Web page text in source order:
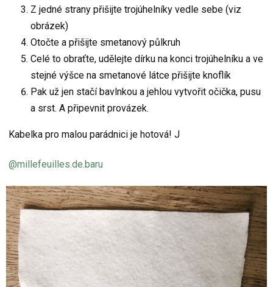
Z jedné strany přišijte trojúhelníky vedle sebe (viz
obrázek)
Otočte a přišijte smetanový půlkruh
Celé to obraťte, udělejte dírku na konci trojúhelníku a ve
stejné výšce na smetanové látce přišijte knoflík
Pak už jen stačí bavlnkou a jehlou vytvořit očička, pusu
a srst. A připevnit provázek.
Kabelka pro malou parádnici je hotová! J
@millefeuilles.de.baru